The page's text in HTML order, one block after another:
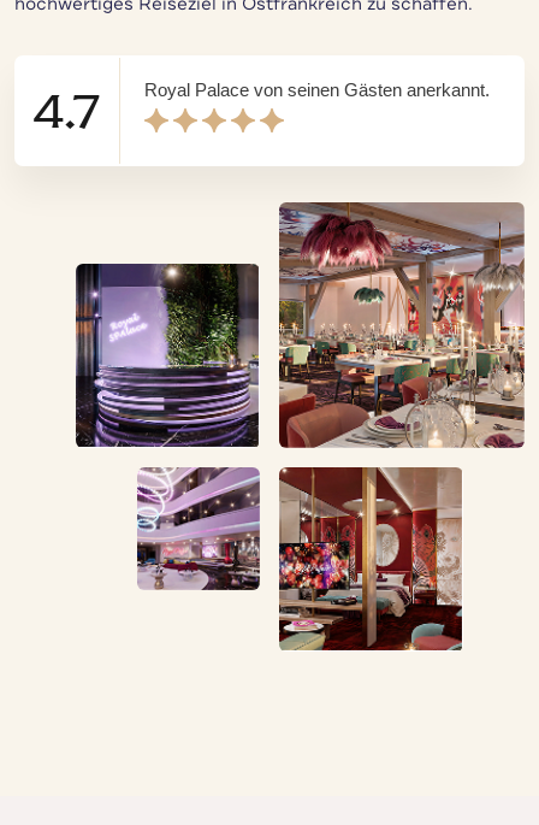
4.7 Royal Palace von seinen Gästen anerkannt.